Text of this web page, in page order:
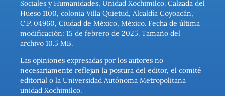
Sociales y Humanidades, Unidad Xochimilco. Calzada del
Hueso 1100, colonia Villa Quietud, Alcaldía Coyoacán,
C.P. 04960, Ciudad de México, México. Fecha de última
modificación: 15 de febrero de 2025. Tamaño del
archivo 10.5 MB.
Las opiniones expresadas por los autores no
necesariamente reflejan la postura del editor, el comité
editorial o la Universidad Autónoma Metropolitana
unidad Xochimilco.